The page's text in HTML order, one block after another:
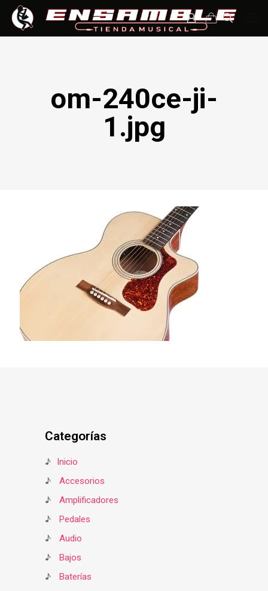
om-240ce-ji-
1.jpg
Categorías
♪
Inicio
♪
Accesorios
♪
Amplificadores
♪
Pedales
♪
Audio
♪
Bajos
♪
Baterías